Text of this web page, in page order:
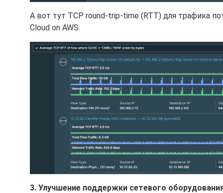
А вот тут TCP round-trip-time (RTT) для трафика
Cloud on AWS:
3. Улучшение поддержки сетевого